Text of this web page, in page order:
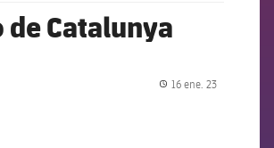
de Catalunya
16 ene. 23